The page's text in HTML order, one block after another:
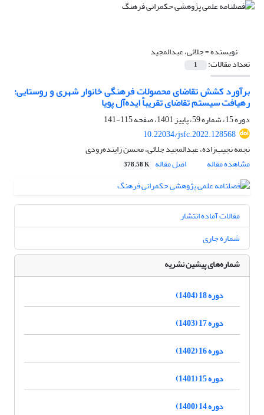
نویسنده =جلائی، عبدالمجید
تعداد مقالات: 1
برآورد کشش‌ تقاضای محصولات فرهنگی خانوار شهری و روستایی؛
رهیافت سیستم تقاضای تقریباً ایده‌آل پویا
دوره 15، شماره 59، پاییز 1401، صفحه
115-141
10.22034/jsfc.2022.128568
نجمه نجیب‌زاده، عبدالمجید جلائی، محسن زاینده‌رودی
مشاهده مقاله
اصل مقاله 378.58 K
مقالات آماده انتشار
شماره جاری
شماره‌های پیشین نشریه
دوره 18 (1404)
دوره 17 (1403)
دوره 16 (1402)
دوره 15 (1401)
دوره 14 (1400)